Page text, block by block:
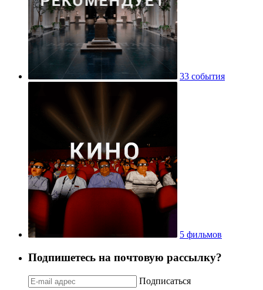
33 события
5 фильмов
Подпишетесь на почтовую рассылку?
Подписаться